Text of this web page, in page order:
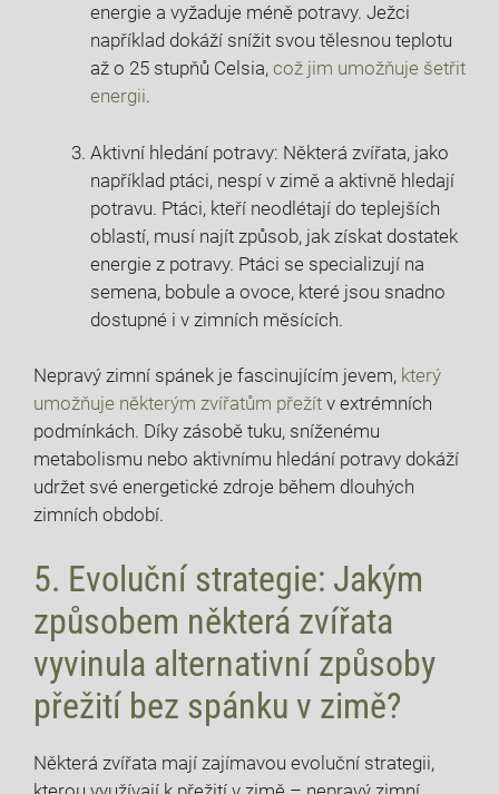
energie a vyžaduje méně potravy. Ježci
například dokáží snížit svou tělesnou teplotu
až o 25 stupňů Celsia, což jim umožňuje šetřit
energii.
Aktivní hledání potravy: Některá zvířata, jako
například ptáci, nespí v zimě a aktivně hledají
potravu. Ptáci, kteří neodlétají do teplejších
oblastí, musí najít způsob, jak získat dostatek
energie z potravy. Ptáci se specializují na
semena, bobule a ovoce, které jsou snadno
dostupné i v zimních měsících.
Nepravý zimní spánek je fascinujícím jevem, který
umožňuje některým zvířatům přežít v extrémních
podmínkách. Díky zásobě tuku, sníženému
metabolismu nebo aktivnímu hledání potravy dokáží
udržet své energetické zdroje během dlouhých
zimních období.
5. Evoluční strategie: Jakým
způsobem některá zvířata
vyvinula alternativní způsoby
přežití bez spánku v zimě?
Některá zvířata mají zajímavou evoluční strategii,